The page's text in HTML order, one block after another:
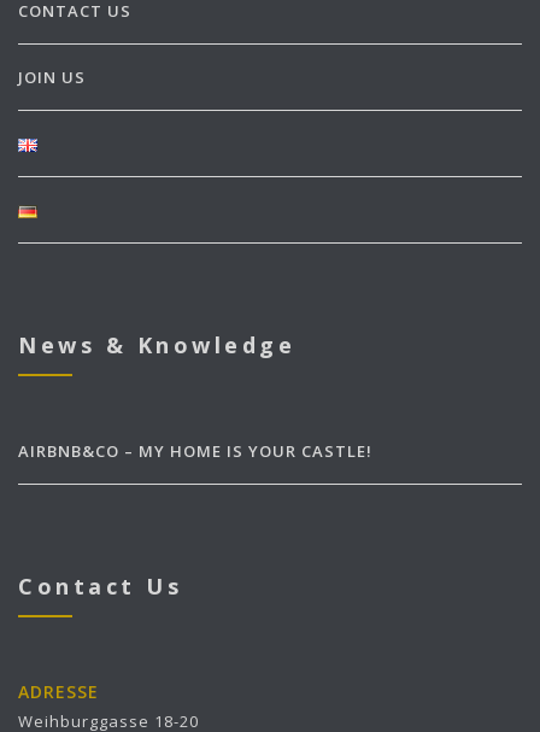
CONTACT US
JOIN US
News & Knowledge
AIRBNB&CO – MY HOME IS YOUR CASTLE!
Contact Us
ADRESSE
Weihburggasse 18-20